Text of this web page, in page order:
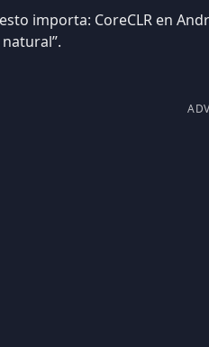
importa: CoreCLR en